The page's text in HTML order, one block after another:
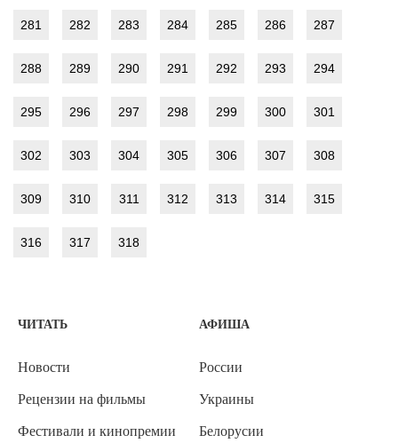
281 282 283 284 285 286 287
288 289 290 291 292 293 294
295 296 297 298 299 300 301
302 303 304 305 306 307 308
309 310 311 312 313 314 315
316 317 318
ЧИТАТЬ
Новости
Рецензии на фильмы
Фестивали и кинопремии
АФИША
России
Украины
Белорусии